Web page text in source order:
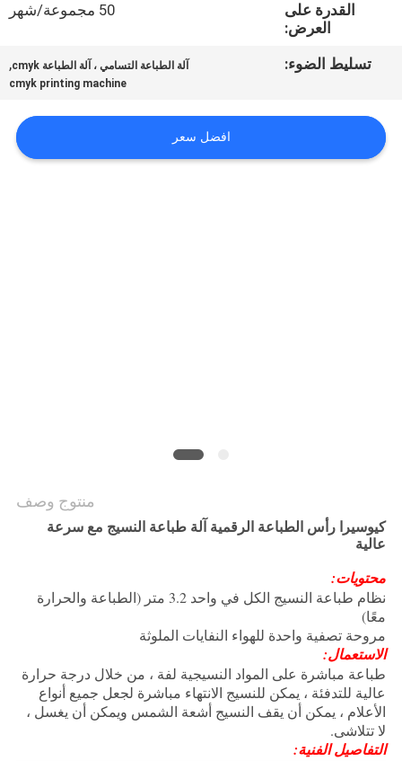
أخبار
القدرة على
العرض:
50 مجموعة/شهر
تسليط الضوء: آلة الطباعة التسامي ، آلة الطباعة cmyk ,
cmyk printing machine
افضل سعر
منتوج وصف
كيوسيرا رأس الطباعة الرقمية آلة طباعة النسيج مع سرعة
عالية
محتويات:
نظام طباعة النسيج الكل في واحد 3.2 متر (الطباعة والحرارة
معًا)
مروحة تصفية واحدة للهواء النفايات الملوثة
الاستعمال:
طباعة مباشرة على المواد النسيجية لفة ، من خلال درجة حرارة
عالية للتدفئة ، يمكن للنسيج الانتهاء مباشرة لجعل جميع أنواع
الأعلام ، يمكن أن يقف النسيج أشعة الشمس ويمكن أن يغسل ،
لا تتلاشى.
التفاصيل الفنية: